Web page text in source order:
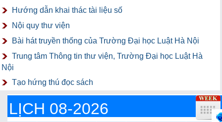
Hướng dẫn khai thác tài liệu số
Nội quy thư viện
Bài hát truyền thống của Trường Đại học Luật Hà Nội
Trung tâm Thông tin thư viện, Trường Đại học Luật Hà
Nội
Tạo hứng thú đọc sách
LỊCH 08-2026